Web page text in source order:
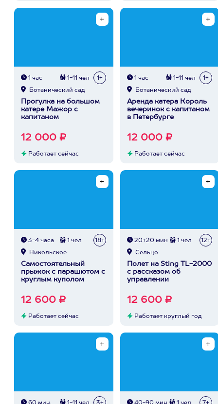
1 час 1-11 чел 1+
Ботанический сад
Прогулка на большом
катере Мажор с
капитаном
12 000 ₽
Работает сейчас
1 час 1-11 чел 1+
Ботанический сад
Аренда катера Король
вечеринок с капитаном
в Петербурге
12 000 ₽
Работает сейчас
3-4 часа 1 чел 18+
Никольское
Самостоятельный
прыжок с парашютом с
круглым куполом
12 600 ₽
Работает сейчас
20+20 мин 1 чел 12+
Сельцо
Полет на Sting TL-2000
с рассказом об
управлении
12 600 ₽
Работает круглый год